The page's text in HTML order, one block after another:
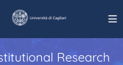
Research